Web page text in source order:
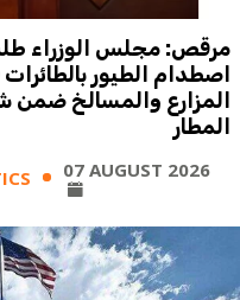
مرقص: مجلس الوزراء
اصطدام الطيور
المطار
07 AUGUST 2026